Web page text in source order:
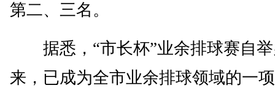
第二、三名。
据悉，“市长杯”业余排球赛自举
来，已成为全市业余排球领域的一